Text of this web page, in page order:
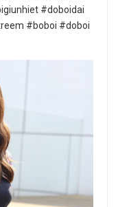
#doboidai
#boboi #doboi